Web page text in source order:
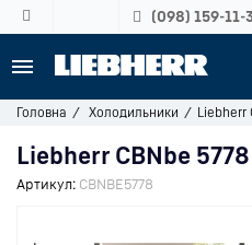
(098) 159-11-
Головна Холодильники Liebherr
Liebherr CBNbe
Артикул: CBNBE5778